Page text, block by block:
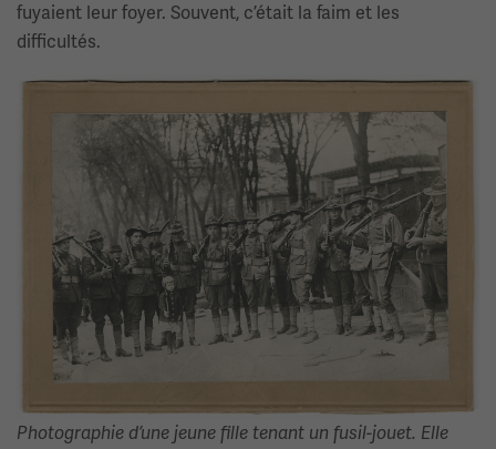
fuyaient leur foyer. Souvent, c’était la faim et les
difficultés.
Image(s)
Photographie d’une jeune fille tenant un fusil-jouet. Elle